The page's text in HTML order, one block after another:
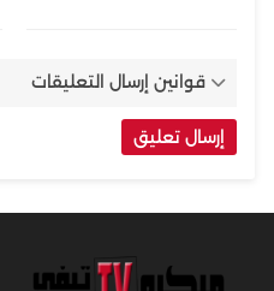
قوانين إرسال التعليقات